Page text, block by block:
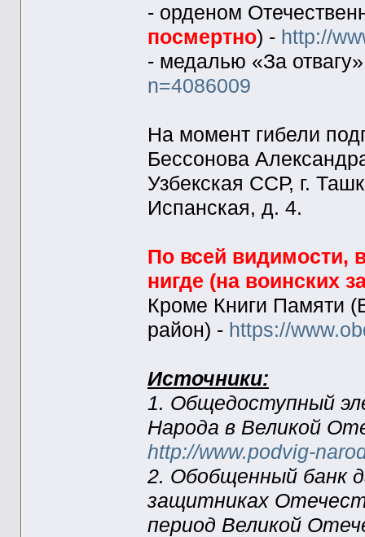
- орденом
посмертно) - http://
- медалью «За
n=4086009
На момент гибели
Бессонова
Узбекская ССР, г.
Испанская, д. 4.
По всей видимости,
нигде (на воинских
Кроме Книги Памяти
район) - https://
Источники:
1. Общедоступный
Народа в Великой
http://www.podvig-
2. Обобщенный банк
защитниках
период Великой